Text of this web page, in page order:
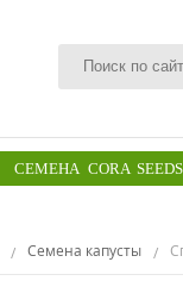
СЕМЕНА CORA SEEDS
/ Семена капусты /